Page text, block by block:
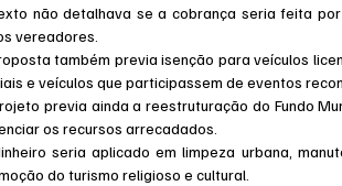
não detalhava se a cobrança seria feita
vereadores.
também previa isenção para veículos
e veículos que participassem de eventos
previa ainda a reestruturação do Fundo
os recursos arrecadados.
seria aplicado em limpeza urbana,
do turismo religioso e cultural.